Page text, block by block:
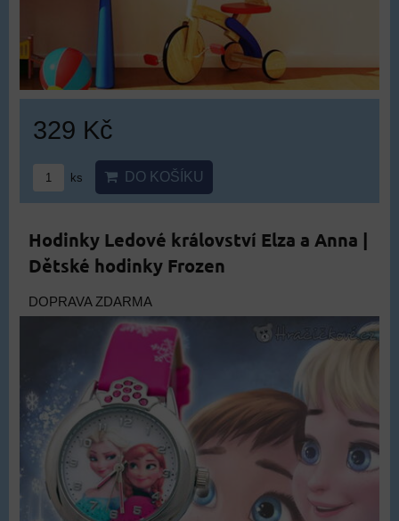
329 Kč
ks DO KOŠÍKU
Hodinky Ledové království Elza a Anna |
Dětské hodinky Frozen
DOPRAVA ZDARMA